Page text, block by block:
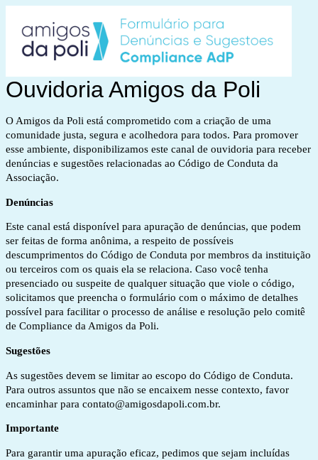
Ouvidoria Amigos da Poli
O Amigos da Poli está comprometido com a criação de uma
comunidade justa, segura e acolhedora para todos. Para promover
esse ambiente, disponibilizamos este canal de ouvidoria para receber
denúncias e sugestões relacionadas ao Código de Conduta da
Associação.
Denúncias
Este canal está disponível para apuração de denúncias, que podem
ser feitas de forma anônima, a respeito de possíveis
descumprimentos do Código de Conduta por membros da instituição
ou terceiros com os quais ela se relaciona. Caso você tenha
presenciado ou suspeite de qualquer situação que viole o código,
solicitamos que preencha o formulário com o máximo de detalhes
possível para facilitar o processo de análise e resolução pelo comitê
de Compliance da Amigos da Poli.
Sugestões
As sugestões devem se limitar ao escopo do Código de Conduta.
Para outros assuntos que não se encaixem nesse contexto, favor
encaminhar para contato@amigosdapoli.com.br.
Importante
Para garantir uma apuração eficaz, pedimos que sejam incluídas